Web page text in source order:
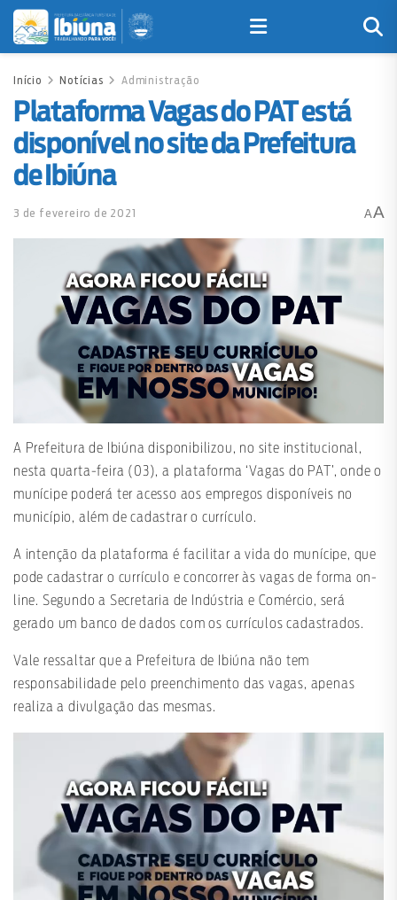
Início Notícias Administração
Plataforma Vagas do PAT está
disponível no site da Prefeitura
de Ibiúna
3 de fevereiro de 2021 AA
A Prefeitura de Ibiúna disponibilizou, no site institucional,
nesta quarta-feira (03), a plataforma ‘Vagas do PAT’, onde o
munícipe poderá ter acesso aos empregos disponíveis no
município, além de cadastrar o currículo.
A intenção da plataforma é facilitar a vida do munícipe, que
pode cadastrar o currículo e concorrer às vagas de forma on-
line. Segundo a Secretaria de Indústria e Comércio, será
gerado um banco de dados com os currículos cadastrados.
Vale ressaltar que a Prefeitura de Ibiúna não tem
responsabilidade pelo preenchimento das vagas, apenas
realiza a divulgação das mesmas.